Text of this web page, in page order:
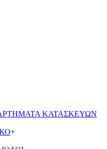
ΚΑΤΑΣΚΕΥΩΝ
+